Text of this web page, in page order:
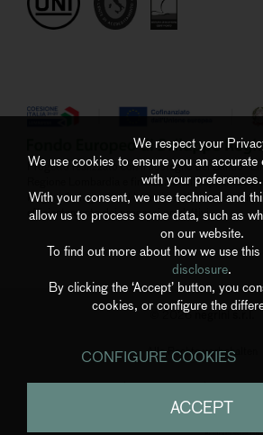
Progetto realizzato con il sostegno del Bando
Regione Lombardia e finalizzato all’ampliamento
Negrini S.r.l. grazie ad investimenti di
efficientamento dei processi produttivi
© 2026
Alle Rechte vorbehalten
We respect your
We use cookies to ensure you an accurate
with your preferences.
With your consent, we use technical and
allow us to process some data, such as
on our website.
To find out more about how we use this
disclosure.
By clicking the ‘Accept’ button, you
cookies, or configure the
CONFIGURE COOKIES
ACCEPT